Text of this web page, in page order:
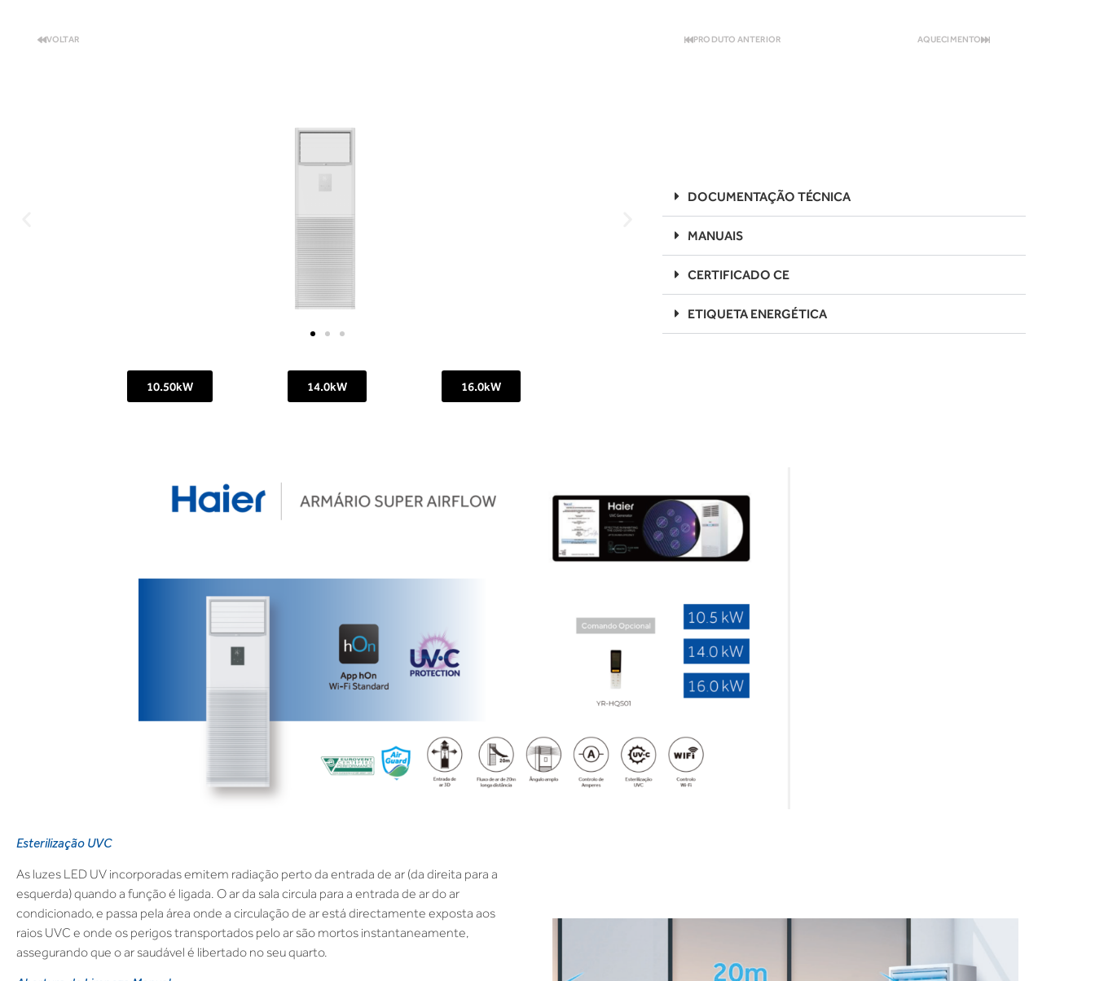
VOLTAR PRODUTO ANTERIOR AQUECIMENTO
10.50kW 14.0kW 16.0kW
DOCUMENTAÇÃO TÉCNICA
MANUAIS
CERTIFICADO CE
ETIQUETA ENERGÉTICA
Esterilização UVC
As luzes LED UV incorporadas emitem radiação perto da entrada de ar (da direita para a
esquerda) quando a função é ligada. O ar da sala circula para a entrada de ar do ar
condicionado, e passa pela área onde a circulação de ar está directamente exposta aos
raios UVC e onde os perigos transportados pelo ar são mortos instantaneamente,
assegurando que o ar saudável é libertado no seu quarto.